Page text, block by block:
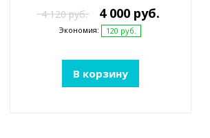
4 120 руб. 4 000 руб.
Экономия: 120 руб.
В корзину